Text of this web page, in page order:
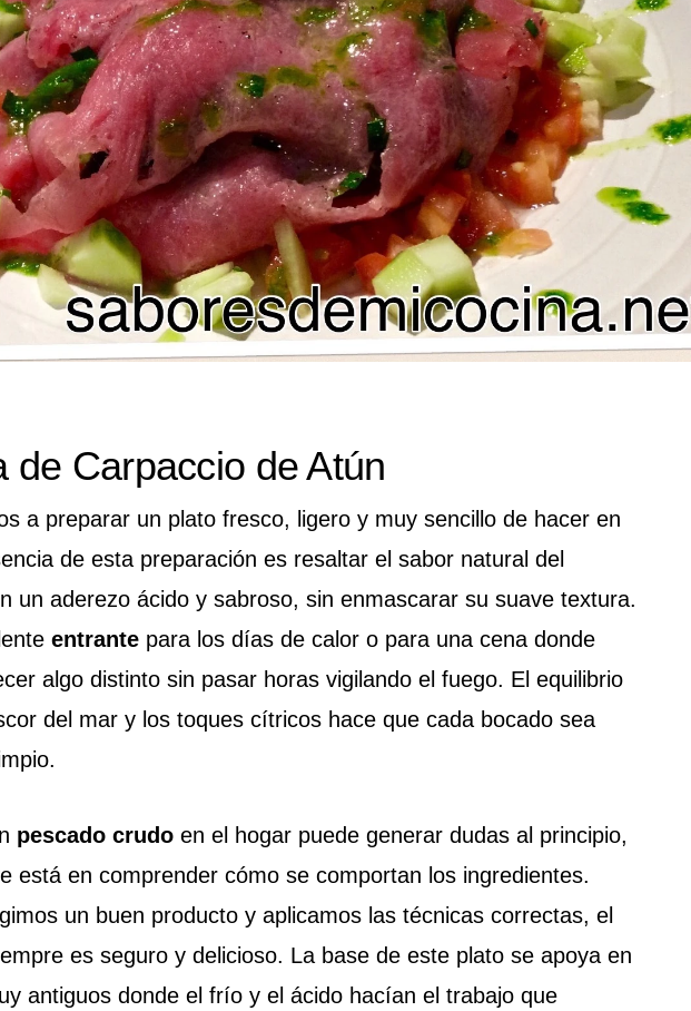
de Carpaccio de Atún
a preparar un plato fresco, ligero y muy sencillo de hacer en
de esta preparación es resaltar el sabor natural del
un aderezo ácido y sabroso, sin enmascarar su suave textura.
entrante para los días de calor o para una cena donde
algo distinto sin pasar horas vigilando el fuego. El equilibrio
del mar y los toques cítricos hace que cada bocado sea
pescado crudo en el hogar puede generar dudas al principio,
está en comprender cómo se comportan los ingredientes.
un buen producto y aplicamos las técnicas correctas, el
es seguro y delicioso. La base de este plato se apoya en
antiguos donde el frío y el ácido hacían el trabajo que